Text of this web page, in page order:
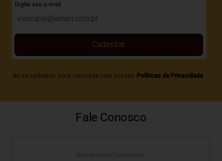
Digite seu e-mail
Ao se cadastrar você concorda com nossas Políticas de Privacidade
Cadastrar
Fale Conosco